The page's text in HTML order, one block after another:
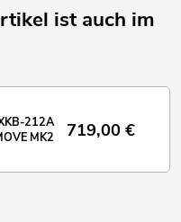
ist auch im
212A
MK2
719,00 €